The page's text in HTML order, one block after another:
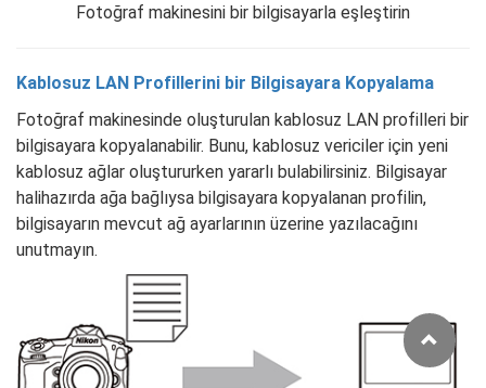
Fotoğraf makinesini bir bilgisayarla eşleştirin
Kablosuz LAN Profillerini bir Bilgisayara Kopyalama
Fotoğraf makinesinde oluşturulan kablosuz LAN profilleri bir
bilgisayara kopyalanabilir. Bunu, kablosuz vericiler için yeni
kablosuz ağlar oluştururken yararlı bulabilirsiniz. Bilgisayar
halihazırda ağa bağlıysa bilgisayara kopyalanan profilin,
bilgisayarın mevcut ağ ayarlarının üzerine yazılacağını
unutmayın.